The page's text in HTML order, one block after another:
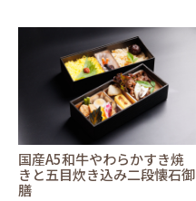
国産A5和牛やわらかすき焼
きと五目炊き込み二段懐石御
膳